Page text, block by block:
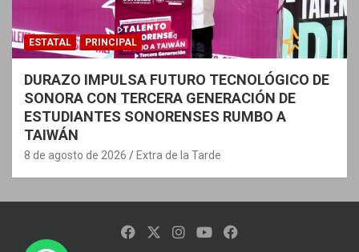
ESTATAL PRINCIPAL
DURAZO IMPULSA FUTURO TECNOLÓGICO DE
SONORA CON TERCERA GENERACIÓN DE
ESTUDIANTES SONORENSES RUMBO A
TAIWÁN
8 de agosto de 2026 Extra de la Tarde